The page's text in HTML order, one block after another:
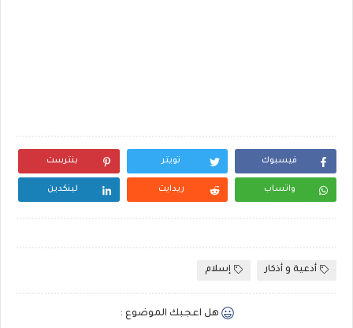
فيسبوك تويتر بنترست
واتساب ريدايت لينكدين
أدعية و أذكار إسلام
هل اعجبك الموضوع :